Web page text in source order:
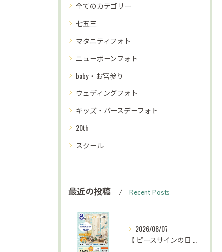
全てのカテゴリー
七五三
マタニティフォト
ニューボーンフォト
baby・お宮参り
ウェディングフォト
キッズ・バースデーフォト
20th
スクール
最近の投稿 Recent Posts
2026/08/07